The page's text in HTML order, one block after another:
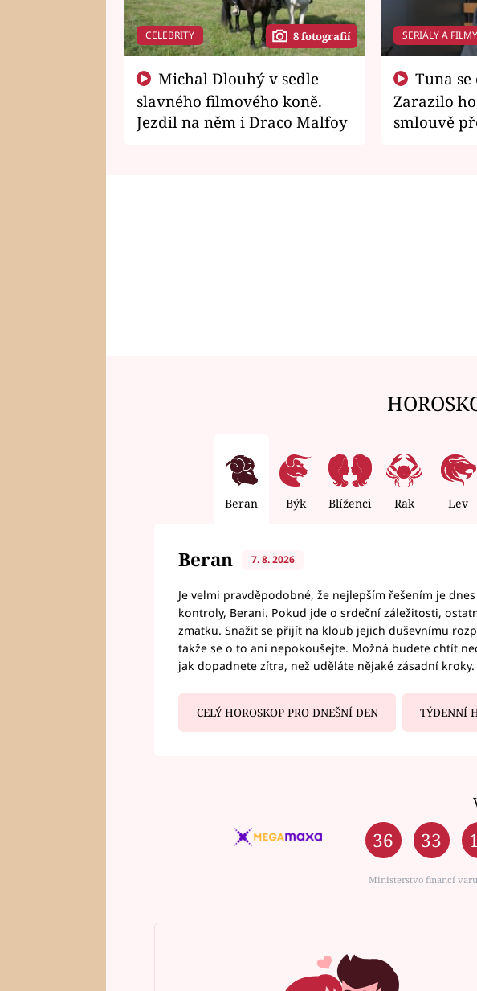
CELEBRITY 8 fotografií
slavného filmového koně.
Jezdil na něm i Draco Malfoy
SERIÁLY A FILMY
Zarazilo
smlouvě
Beran Býk Blíženci Rak Lev
Beran 7. 8. 2026
Je velmi pravděpodobné, že nejlepším řešením je
kontroly, Berani. Pokud jde o srdeční záležitosti,
zmatku. Snažit se přijít na kloub jejich duševnímu
takže se o to ani nepokoušejte. Možná budete chtít
jak dopadnete zítra, než uděláte nějaké zásadní kroky.
CELÝ HOROSKOP PRO DNEŠNÍ DEN TÝDENNÍ
36 33
Ministerstvo financí